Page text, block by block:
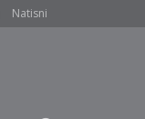
Natisni